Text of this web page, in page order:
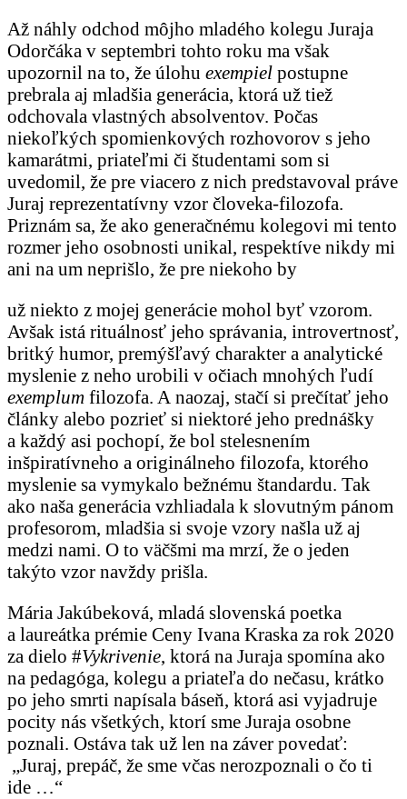
Až náhly odchod môjho mladého kolegu Juraja
Odorčáka v septembri tohto roku ma však
upozornil na to, že úlohu exempiel postupne
prebrala aj mladšia generácia, ktorá už tiež
odchovala vlastných absolventov. Počas
niekoľkých spomienkových rozhovorov s jeho
kamarátmi, priateľmi či študentami som si
uvedomil, že pre viacero z nich predstavoval práve
Juraj reprezentatívny vzor človeka-filozofa.
Priznám sa, že ako generačnému kolegovi mi tento
rozmer jeho osobnosti unikal, respektíve nikdy mi
ani na um neprišlo, že pre niekoho by
už niekto z mojej generácie mohol byť vzorom.
Avšak istá rituálnosť jeho správania, introvertnosť,
britký humor, premýšľavý charakter a analytické
myslenie z neho urobili v očiach mnohých ľudí
exemplum filozofa. A naozaj, stačí si prečítať jeho
články alebo pozrieť si niektoré jeho prednášky
a každý asi pochopí, že bol stelesnením
inšpiratívneho a originálneho filozofa, ktorého
myslenie sa vymykalo bežnému štandardu. Tak
ako naša generácia vzhliadala k slovutným pánom
profesorom, mladšia si svoje vzory našla už aj
medzi nami. O to väčšmi ma mrzí, že o jeden
takýto vzor navždy prišla.
Mária Jakúbeková, mladá slovenská poetka
a laureátka prémie Ceny Ivana Kraska za rok 2020
za dielo #Vykrivenie, ktorá na Juraja spomína ako
na pedagóga, kolegu a priateľa do nečasu, krátko
po jeho smrti napísala báseň, ktorá asi vyjadruje
pocity nás všetkých, ktorí sme Juraja osobne
poznali. Ostáva tak už len na záver povedať:
„Juraj, prepáč, že sme včas nerozpoznali o čo ti
ide …“